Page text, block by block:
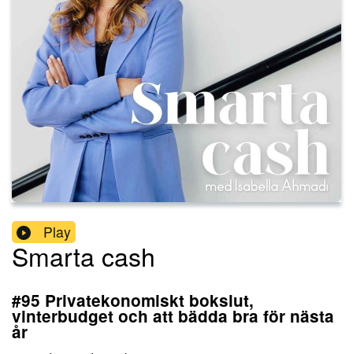
Play
Smarta cash
#95 Privatekonomiskt bokslut,
vinterbudget och att bädda bra för nästa
år